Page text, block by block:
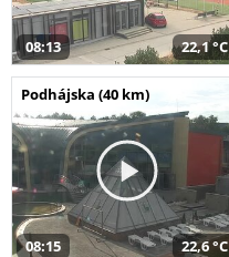
08:13 22,1 °C
Podhájska (40 km)
08:15 22,6 °C